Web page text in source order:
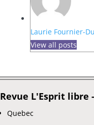
Laurie Fournier-
View all posts
Revue L'Esprit libre
Quebec